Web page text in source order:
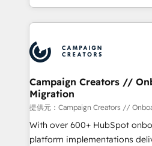
Formations des utilisateurs
from Strategy to Operations.
onboarding and
extensive experience working
and manufacturers since
empowering our clients and
autonomy. Get to grips with
guided implementation and
the CRM platform into your
you like support in deploying
Campaign Creators //
Migration
提供元：Campaign Creators //
With over 600+ HubSpot
platform implementations